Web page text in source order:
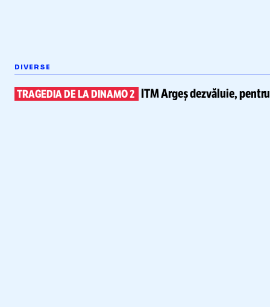
DIVERSE
TRAGEDIA DE LA DINAMO 2 ITM Argeș dezvăluie,